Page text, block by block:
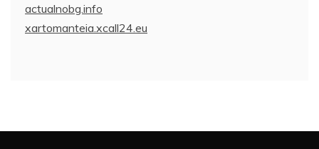
actualnobg.info
xartomanteia.xcall24.eu